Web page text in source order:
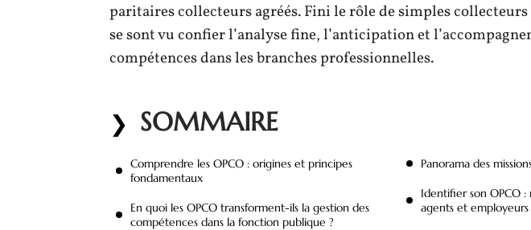
paritaires collecteurs agréés. Fini le rôle de simples collecteurs
se sont vu confier l’analyse fine, l’anticipation et
compétences dans les branches professionnelles.
SOMMAIRE
Comprendre les OPCO : origines et principes
fondamentaux
En quoi les OPCO transforment-ils la gestion des
compétences dans la fonction publique ?
Panorama des
Identifier son OPCO
agents et employeurs